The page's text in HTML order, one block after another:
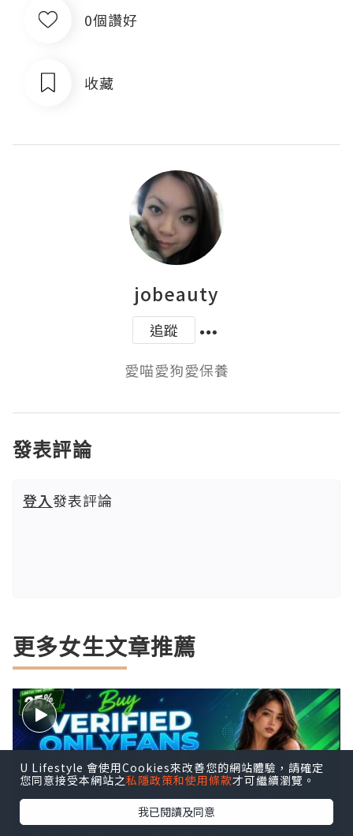
0個讚好
收藏
jobeauty
追蹤
愛喵愛狗愛保養
發表評論
登入發表評論
更多女生文章推薦
U Lifestyle 會使用Cookies來改善您的網站體驗，請確定
您同意接受本網站之私隱政策和使用條款才可繼續瀏覽。
我已閱讀及同意